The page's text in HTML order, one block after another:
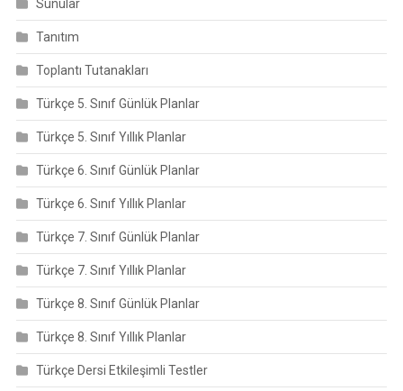
Sunular
Tanıtım
Toplantı Tutanakları
Türkçe 5. Sınıf Günlük Planlar
Türkçe 5. Sınıf Yıllık Planlar
Türkçe 6. Sınıf Günlük Planlar
Türkçe 6. Sınıf Yıllık Planlar
Türkçe 7. Sınıf Günlük Planlar
Türkçe 7. Sınıf Yıllık Planlar
Türkçe 8. Sınıf Günlük Planlar
Türkçe 8. Sınıf Yıllık Planlar
Türkçe Dersi Etkileşimli Testler